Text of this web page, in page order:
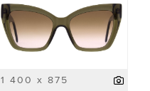
1 400 x 875